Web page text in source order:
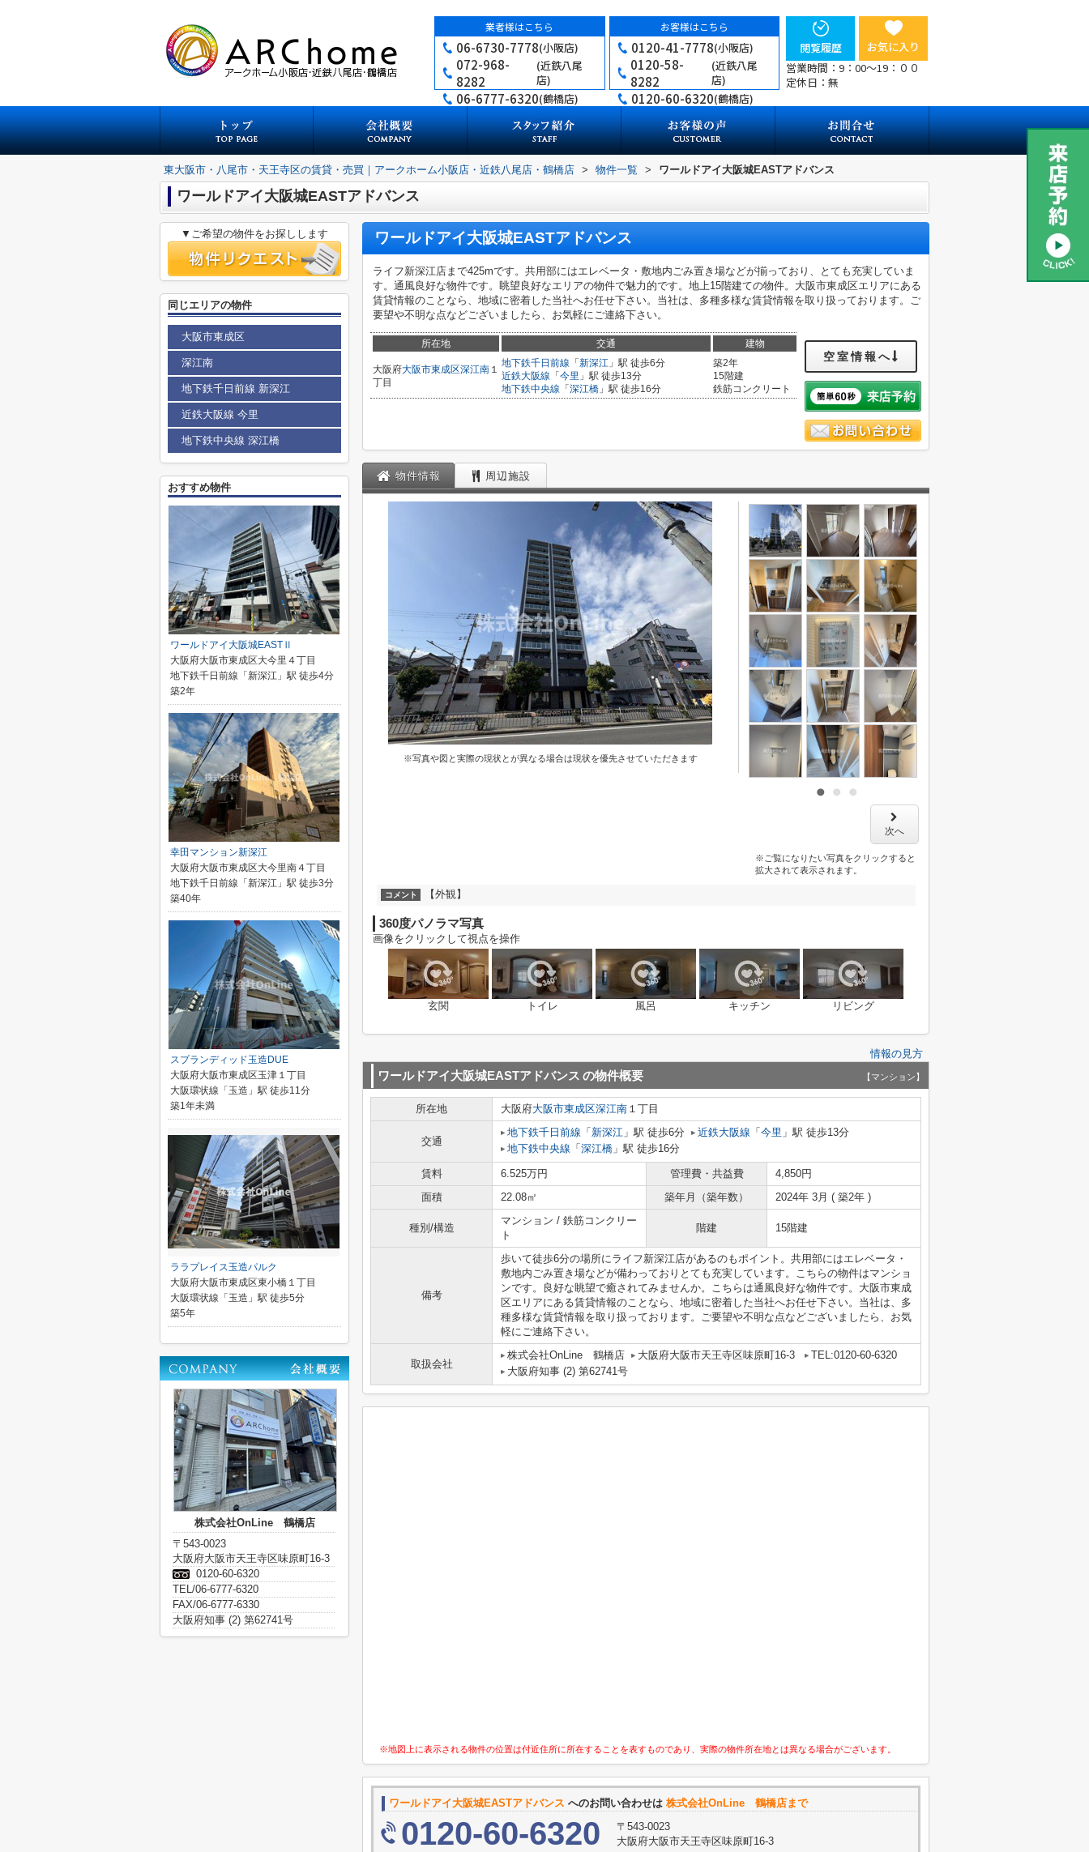
業者様はこちら
06-6730-7778(小阪店)
072-968-
8282
(近鉄八尾
店)
06-6777-6320(鶴橋店)
お客様はこちら
0120-41-7778(小阪店)
0120-58-
8282
(近鉄八尾
店)
0120-60-6320(鶴橋店)
閲覧履歴
お気に入り
営業時間：9：00～19：００
定休日：無
東大阪市・八尾市・天王寺区の賃貸・売買｜アークホーム小阪店・近鉄八尾店・鶴橋店 > 物件一覧 > ワールドアイ大阪城EASTアドバンス
ワールドアイ大阪城EASTアドバンス
ワールドアイ大阪城EASTアドバンス
ライフ新深江店まで425mです。共用部にはエレベータ・敷地内ごみ置き場などが揃っており、とても充実していま
す。通風良好な物件です。眺望良好なエリアの物件で魅力的です。地上15階建ての物件。大阪市東成区エリアにある
賃貸情報のことなら、地域に密着した当社へお任せ下さい。当社は、多種多様な賃貸情報を取り扱っております。ご
要望や不明な点などございましたら、お気軽にご連絡下さい。
所在地 交通 建物
大阪府大阪市東成区深江南 １
丁目
地下鉄千日前線 「 新深江 」駅 徒歩6分
近鉄大阪線 「 今里 」駅 徒歩13分
地下鉄中央線 「 深江橋 」駅 徒歩16分
築2年
15階建
鉄筋コンクリート
空室情報へ
物件情報 周辺施設
※写真や図と実際の現状とが異なる場合は現状を優先させていただきます
次へ
※ご覧になりたい写真をクリックすると
拡大されて表示されます。
コメント 【外観】
360度パノラマ写真
画像をクリックして視点を操作
玄関 トイレ 風呂 キッチン リビング
情報の見方
ワールドアイ大阪城EASTアドバンス の物件概要 【マンション】
所在地 大阪府大阪市東成区深江南 １丁目
交通
地下鉄千日前線 「 新深江 」駅 徒歩6分 近鉄大阪線 「 今里 」駅 徒歩13分
地下鉄中央線 「 深江橋 」駅 徒歩16分
賃料 6.525万円 管理費・共益費
4,850円
面積
22.08㎡ 築年月（築年数） 2024年 3月 ( 築2年 )
種別/構造
マンション / 鉄筋コンクリー
ト
階建 15階建
備考
歩いて徒歩6分の場所にライフ新深江店があるのもポイント。共用部にはエレベータ・
敷地内ごみ置き場などが備わっておりとても充実しています。こちらの物件はマンショ
ンです。良好な眺望で癒されてみませんか。こちらは通風良好な物件です。大阪市東成
区エリアにある賃貸情報のことなら、地域に密着した当社へお任せ下さい。当社は、多
種多様な賃貸情報を取り扱っております。ご要望や不明な点などございましたら、お気
軽にご連絡下さい。
取扱会社
株式会社OnLine 鶴橋店 大阪府大阪市天王寺区味原町16-3
TEL:0120-60-6320
大阪府知事 (2) 第62741号
※地図上に表示される物件の位置は付近住所に所在することを表すものであり、実際の物件所在地とは異なる場合がございます。
ワールドアイ大阪城EASTアドバンス へのお問い合わせは 株式会社OnLine 鶴橋店まで
0120-60-6320
〒543-0023
大阪府大阪市天王寺区味原町16-3
▼ご希望の物件をお探しします
同じエリアの物件
大阪市東成区
深江南
地下鉄千日前線 新深江
近鉄大阪線 今里
地下鉄中央線 深江橋
おすすめ物件
ワールドアイ大阪城EASTⅡ
大阪府大阪市東成区大今里４丁目
地下鉄千日前線「新深江」駅 徒歩4分
築2年
幸田マンション新深江
大阪府大阪市東成区大今里南４丁目
地下鉄千日前線「新深江」駅 徒歩3分
築40年
スプランディッド玉造DUE
大阪府大阪市東成区玉津１丁目
大阪環状線「玉造」駅 徒歩11分
築1年未満
ララプレイス玉造パルク
大阪府大阪市東成区東小橋１丁目
大阪環状線「玉造」駅 徒歩5分
築5年
株式会社OnLine 鶴橋店
〒543-0023
大阪府大阪市天王寺区味原町16-3
0120-60-6320
TEL/06-6777-6320
FAX/06-6777-6330
大阪府知事 (2) 第62741号